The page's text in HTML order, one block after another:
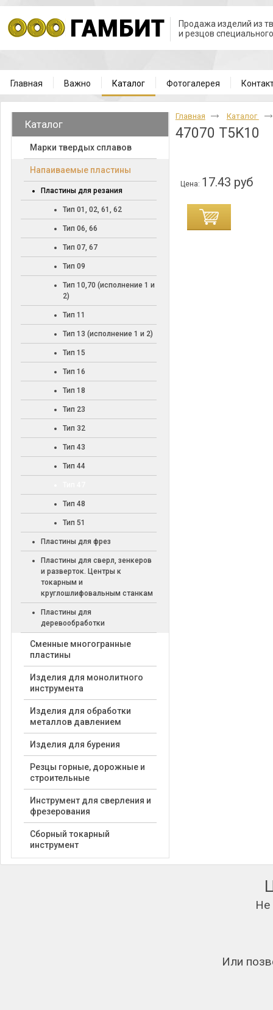
Продажа изделий из
и резцов
Главная Важно Каталог Фотогалерея
Каталог
Марки твердых сплавов
Напаиваемые пластины
Пластины для резания
Тип 01, 02, 61, 62
Тип 06, 66
Тип 07, 67
Тип 09
Тип 10,70 (исполнение 1 и
2)
Тип 11
Тип 13 (исполнение 1 и 2)
Тип 15
Тип 16
Тип 18
Тип 23
Тип 32
Тип 43
Тип 44
Тип 48
Тип 51
Пластины для фрез
Пластины для сверл, зенкеров
и разверток. Центры к
токарным и
круглошлифовальным станкам
Пластины для
деревообработки
Cменные многогранные
пластины
Изделия для монолитного
инструмента
Изделия для обработки
металлов давлением
Изделия для бурения
Резцы горные, дорожные и
строительные
Инструмент для сверления и
фрезерования
Сборный токарный
инструмент
Главная Каталог
47070 T5K10
Цена: 17.43 руб
Не
Или